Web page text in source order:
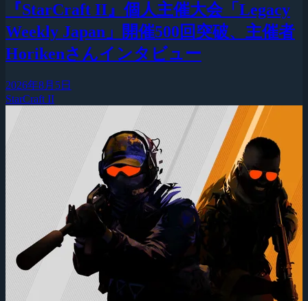
『StarCraft II』個人主催大会「Legacy
Weekly Japan」開催500回突破、主催者
Horikenさんインタビュー
2026年8月5日
StarCraft II